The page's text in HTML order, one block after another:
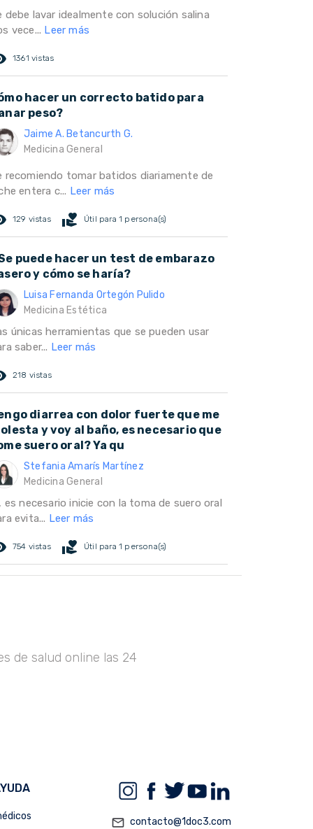
debe lavar idealmente con solución salina
vece... Leer más
1361 vistas
hacer un correcto batido para
peso?
Jaime A. Betancurth G.
Medicina General
recomiendo tomar batidos diariamente de
entera c... Leer más
129 vistas volunteer_activism Útil para 1 persona(s)
puede hacer un test de embarazo
y cómo se haría?
Luisa Fernanda Ortegón Pulido
Medicina Estética
únicas herramientas que se pueden usar
saber... Leer más
218 vistas
diarrea con dolor fuerte que me
y voy al baño, es necesario que
suero oral? Ya qu
Stefania Amarís Martínez
Medicina General
es necesario inicie con la toma de suero oral
evita... Leer más
754 vistas volunteer_activism Útil para 1 persona(s)
de salud online las 24
mail_outline contacto@1doc3.com